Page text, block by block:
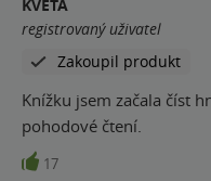
KVĚTA
registrovaný uživatel
Zakoupil produkt
Knížku jsem začala číst
pohodové čtení.
17